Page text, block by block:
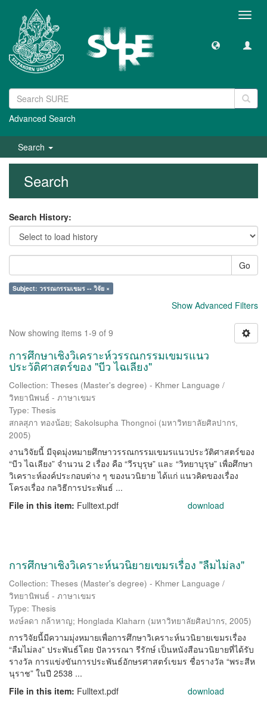
Advanced Search
Search
Search
Search History:
Go
Subject: วรรณกรรมเขมร -- วิจัย ×
Show Advanced Filters
Now showing items 1-9 of 9
การศึกษาเชิงวิเคราะห์วรรณกรรมเขมรแนว
ประวัติศาสตร์ของ "บีว ไฉเลียง"
Collection: Theses (Master's degree) - Khmer Language /
วิทยานิพนธ์ - ภาษาเขมร
Type: Thesis
สกลสุภา ทองน้อย; Sakolsupha Thongnoi (มหาวิทยาลัยศิลปากร,
2005)
งานวิจัยนี้ มีจุดมุ่งหมายศึกษาวรรณกรรมเขมรแนวประวัติศาสตร์ของ
“บีว ไฉเลียง” จำนวน 2 เรื่อง คือ “วีรบุรุษ” และ “วิทยาบุรุษ” เพื่อศึกษา
วิเคราะห์องค์ประกอบต่าง ๆ ของนวนิยาย ได้แก่ แนวคิดของเรื่อง
โครงเรื่อง กลวิธีการประพันธ์ ...
File in this item: Fulltext.pdf download
การศึกษาเชิงวิเคราะห์นวนิยายเขมรเรื่อง "ลืมไม่ลง"
Collection: Theses (Master's degree) - Khmer Language /
วิทยานิพนธ์ - ภาษาเขมร
Type: Thesis
หงษ์ลดา กล้าหาญ; Honglada Klaharn (มหาวิทยาลัยศิลปากร, 2005)
การวิจัยนี้มีความมุ่งหมายเพื่อการศึกษาวิเคราะห์นวนิยายเขมรเรื่อง
“ลืมไม่ลง” ประพันธ์โดย ปัลวรรณา รีรักษ์ เป็นหนังสือนวนิยายที่ได้รับ
รางวัล การแข่งขันการประพันธ์อักษรศาสตร์เขมร ชื่อรางวัล “พระสีห
นุราช” ในปี 2538 ...
File in this item: Fulltext.pdf download